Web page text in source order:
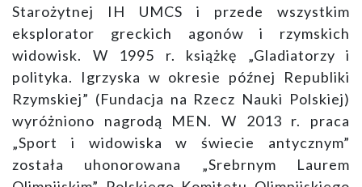
Starożytnej IH UMCS i przede wszystkim
eksplorator greckich agonów i rzymskich
widowisk. W 1995 r. książkę „Gladiatorzy i
polityka. Igrzyska w okresie późnej Republiki
Rzymskiej” (Fundacja na Rzecz Nauki Polskiej)
wyróżniono nagrodą MEN. W 2013 r. praca
„Sport i widowiska w świecie antycznym”
została uhonorowana „Srebrnym Laurem